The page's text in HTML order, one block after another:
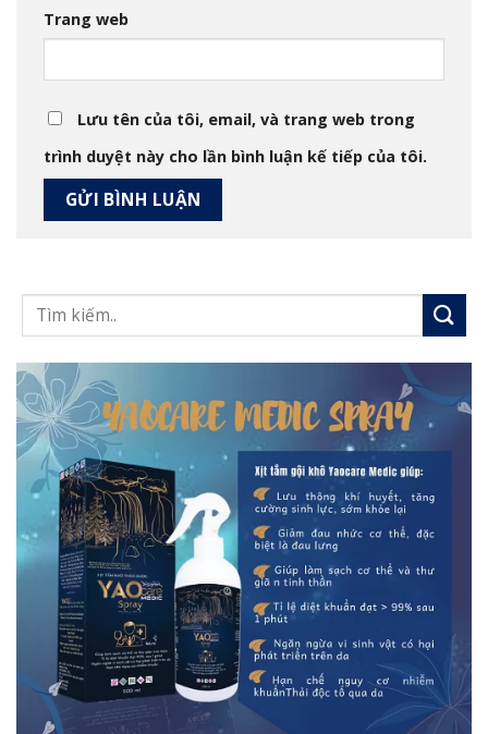
Trang web
Lưu tên của tôi, email, và trang web trong
trình duyệt này cho lần bình luận kế tiếp của tôi.